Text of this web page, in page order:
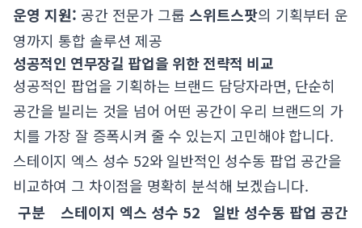
운영 지원: 공간 전문가 그룹 스위트스팟의 기획부터 운
영까지 통합 솔루션 제공
성공적인 연무장길 팝업을 위한 전략적 비교
성공적인 팝업을 기획하는 브랜드 담당자라면, 단순히
공간을 빌리는 것을 넘어 어떤 공간이 우리 브랜드의 가
치를 가장 잘 증폭시켜 줄 수 있는지 고민해야 합니다.
스테이지 엑스 성수 52와 일반적인 성수동 팝업 공간을
비교하여 그 차이점을 명확히 분석해 보겠습니다.
구분
스테이지 엑스 성수 52
일반 성수동 팝업 공간